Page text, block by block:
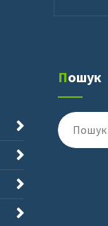
Пошук
Пошук
для: